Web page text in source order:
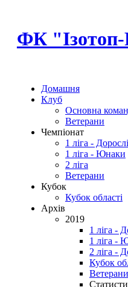
ФК
Домашня
Клуб
Основна
Ветерани
Чемпіонат
1 ліга - Дорослі
1 ліга - Юнаки
2 ліга
Ветерани
Кубок
Кубок області
Архів
2019
1 ліга -
1 ліга -
2 ліга -
Кубок
Ветерани